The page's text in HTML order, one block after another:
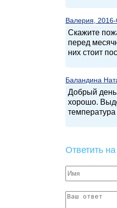
Валерия,
Скажите
перед
них стоит
Баландина
Добрый
хорошо.
Ответить